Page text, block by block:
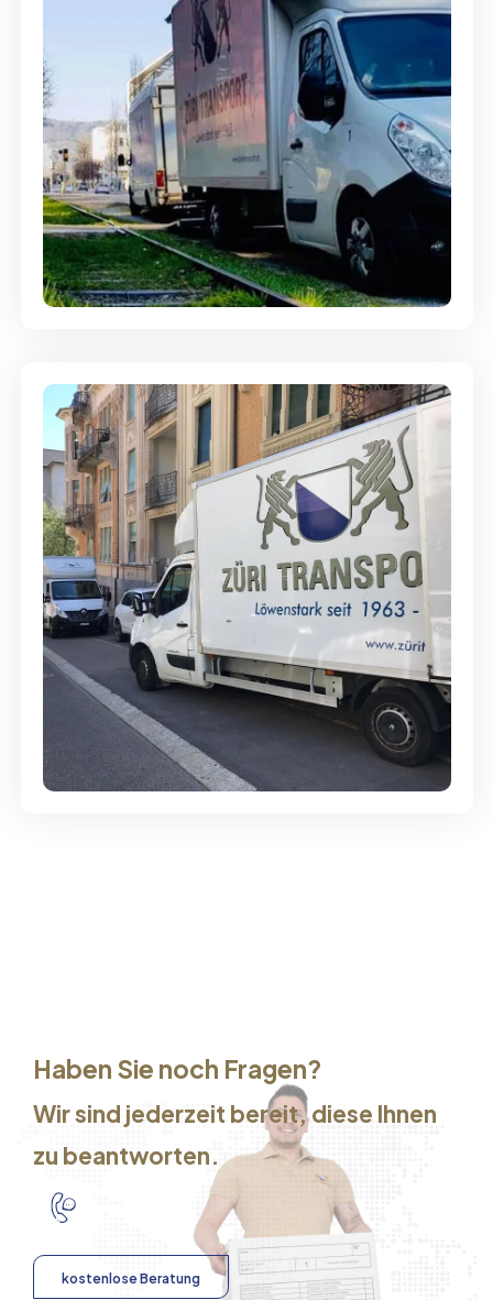
Ein- und Auspackservice
Günstige Umzüge - Hervorragender
Service
Haben Sie noch Fragen?
Wir sind jederzeit bereit, diese Ihnen
zu beantworten.
kostenlose Beratung